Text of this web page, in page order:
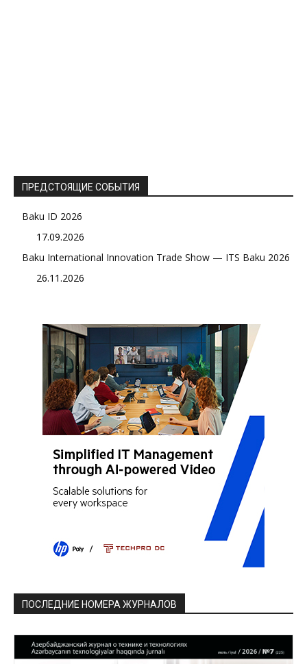
ПРЕДСТОЯЩИЕ СОБЫТИЯ
Baku ID 2026
17.09.2026
Baku International Innovation Trade Show — ITS Baku 2026
26.11.2026
ПОСЛЕДНИЕ НОМЕРА ЖУРНАЛОВ